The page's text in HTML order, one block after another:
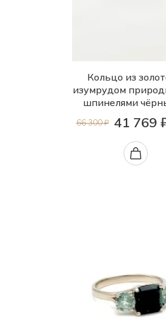
Кольцо из
изумрудом
шпинелями
66 300 ₽ 41 769